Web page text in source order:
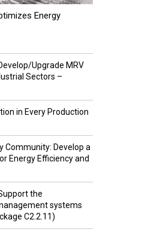
Energy
Upgrade MRV
Sectors –
in Every Production
Community: Develop a
Energy Efficiency and
the
systems
C2.2.11)